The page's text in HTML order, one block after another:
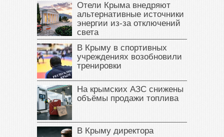
Отели Крыма внедряют
альтернативные источники
энергии из-за отключений
света
В Крыму в спортивных
учреждениях возобновили
тренировки
На крымских АЗС снижены
объёмы продажи топлива
В Крыму директора